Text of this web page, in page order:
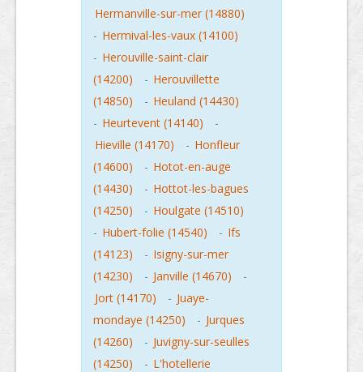
Hermanville-sur-mer (14880)
- Hermival-les-vaux (14100)
- Herouville-saint-clair
(14200)
- Herouvillette
(14850)
- Heuland (14430)
- Heurtevent (14140)
-
Hieville (14170)
- Honfleur
(14600)
- Hotot-en-auge
(14430)
- Hottot-les-bagues
(14250)
- Houlgate (14510)
- Hubert-folie (14540) - Ifs
(14123)
- Isigny-sur-mer
(14230)
- Janville (14670)
-
Jort (14170)
- Juaye-
mondaye (14250)
- Jurques
(14260)
- Juvigny-sur-seulles
(14250)
- L'hotellerie